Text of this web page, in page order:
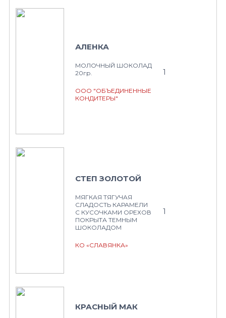
АЛЕНКА
МОЛОЧНЫЙ ШОКОЛАД
20гр.
ООО "ОБЪЕДИНЕННЫЕ
КОНДИТЕРЫ"
1
СТЕП ЗОЛОТОЙ
МЯГКАЯ ТЯГУЧАЯ
СЛАДОСТЬ КАРАМЕЛИ
С КУСОЧКАМИ ОРЕХОВ
ПОКРЫТА ТЕМНЫМ
ШОКОЛАДОМ
КО «СЛАВЯНКА»
1
КРАСНЫЙ МАК